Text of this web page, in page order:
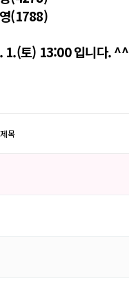
(1788)
1.(토) 13:00 입니다. ^^
제목